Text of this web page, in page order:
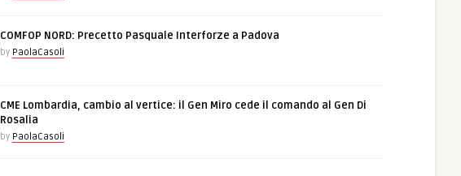
COMFOP NORD: Precetto Pasquale Interforze a Padova
by PaolaCasoli
CME Lombardia, cambio al vertice: il Gen Miro cede il comando al Gen Di
Rosalia
by PaolaCasoli